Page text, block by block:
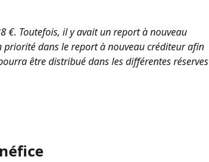
€. Toutefois, il y avait un report à nouveau
dans le report à nouveau créditeur afin
être distribué dans les différentes réserves